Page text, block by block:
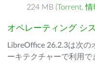
224 MB (Torrent,情
オペレーティング シ
LibreOffice 26.2.3は次
ーキテクチャーで利用で